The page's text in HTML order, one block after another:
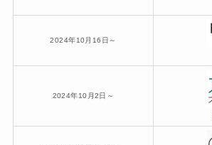
2024年10月16日～
2024年10月2日～